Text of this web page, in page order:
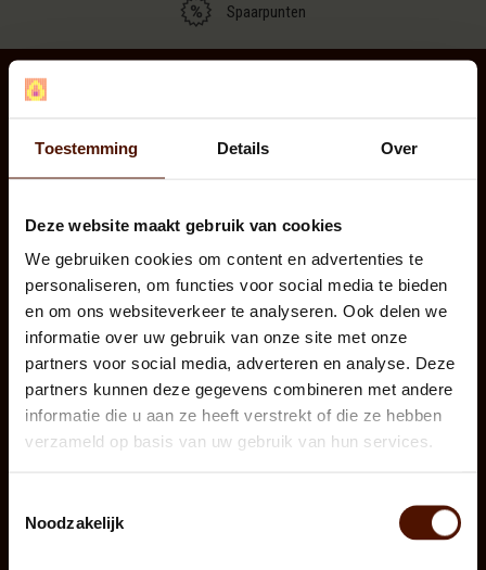
Toestemming Details Over
Deze website maakt gebruik van cookies
We gebruiken cookies om content en advertenties te
personaliseren, om functies voor social media te bieden
en om ons websiteverkeer te analyseren. Ook delen we
informatie over uw gebruik van onze site met onze
partners voor social media, adverteren en analyse. Deze
partners kunnen deze gegevens combineren met andere
informatie die u aan ze heeft verstrekt of die ze hebben
verzameld op basis van uw gebruik van hun services.
Noodzakelijk
Spaarpunten
Volg ons via
Klantenservice
Klantendienst
Contact
Over ons
Hoe kan ik brandhout bestellen?
Privacyverklaring
Leveringsvoorwaarden
Retourvoorwaarden